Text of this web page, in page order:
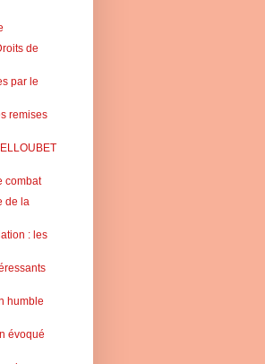
de
par le
remises
combat
de la
: les
humble
évoqué